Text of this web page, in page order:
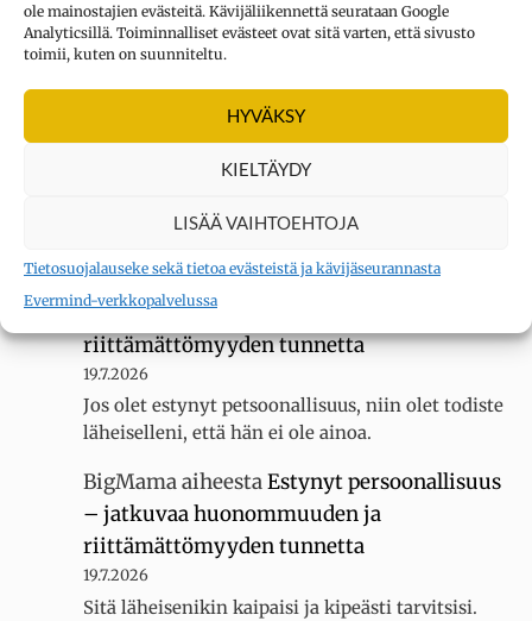
ole mainostajien evästeitä. Kävijäliikennettä seurataan Google
Analyticsillä. Toiminnalliset evästeet ovat sitä varten, että sivusto
toimii, kuten on suunniteltu.
HYVÄKSY
KIELTÄYDY
LISÄÄ VAIHTOEHTOJA
Tietosuojalauseke sekä tietoa evästeistä ja kävijäseurannasta
Evermind-verkkopalvelussa
Kysymys merkki
erityisherkkä? Tee testi
Sain 22 pistettä KYLLÄ... tuntuu siltä, ettei
luokassani ole muita erityisherkkiä, koska
kiusataan…
BigMamaaiheestaEstynyt persoonallisuus
– jatkuvaa huonommuuden ja
riittämättömyyden tunnetta
19.7.2026
Jos olet estynyt petsoonallisuus, niin olet todiste
läheiselleni, että hän ei ole ainoa.
BigMamaaiheestaEstynyt persoonallisuus
– jatkuvaa huonommuuden ja
riittämättömyyden tunnetta
19.7.2026
Sitä läheisenikin kaipaisi ja kipeästi tarvitsisi.